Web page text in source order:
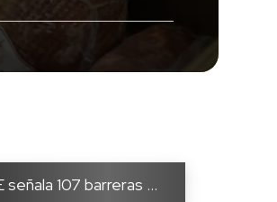
señala 107 barreras ...